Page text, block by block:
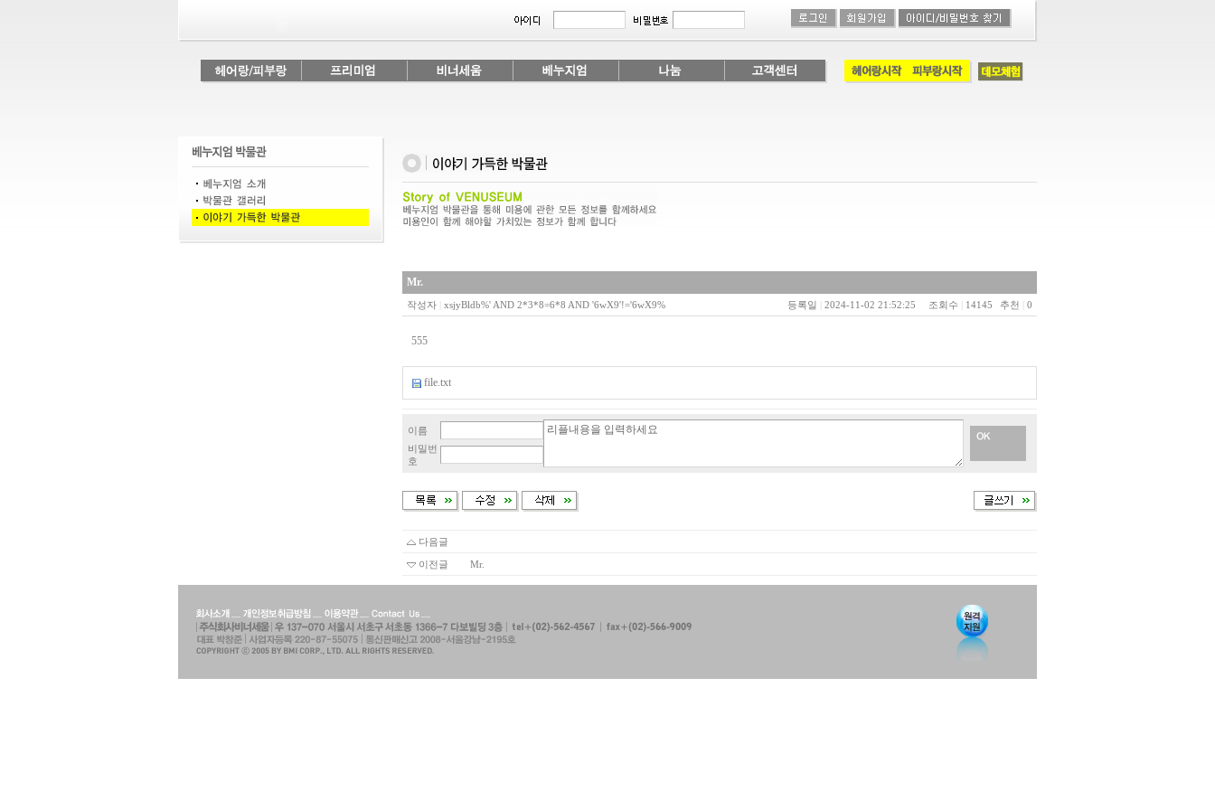
Mr.
작성자 xsjyBldb%' AND 2*3*8=6*8 AND '6wX9'!='6wX9% 등록일 2024-11-02 21:52:25 조회수 14145 추천 0
555
file.txt
이름
비밀번
호
다음글
이전글 Mr.